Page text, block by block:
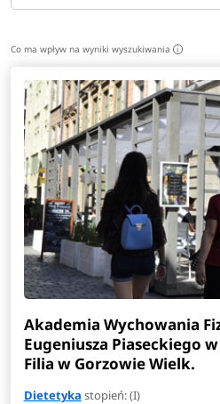
Co ma wpływ na wyniki wyszukiwania i
Akademia Wychowania
Eugeniusza Piaseckiego
Filia w Gorzowie Wielk.
Dietetyka stopień: (I)